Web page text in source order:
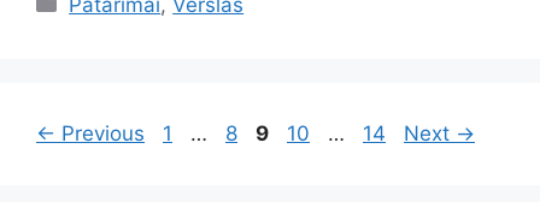
← Previous Page
1 … Page
8 Page
9 Page
10 … Page
14 Next →